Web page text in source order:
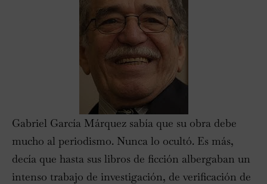
Gabriel García Márquez sabía que su obra debe
mucho al periodismo. Nunca lo ocultó. Es más,
decía que hasta sus libros de ficción albergaban un
intenso trabajo de investigación, de verificación de